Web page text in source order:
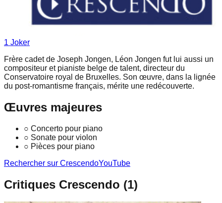
1 Joker
Frère cadet de Joseph Jongen, Léon Jongen fut lui aussi un
compositeur et pianiste belge de talent, directeur du
Conservatoire royal de Bruxelles. Son œuvre, dans la lignée
du post-romantisme français, mérite une redécouverte.
Œuvres majeures
○ Concerto pour piano
○ Sonate pour violon
○ Pièces pour piano
Rechercher sur CrescendoYouTube
Critiques Crescendo (1)